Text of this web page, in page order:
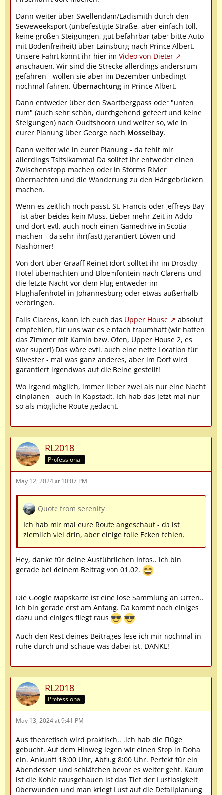
Dann weiter über Swellendam/Ladismith durch den
Seweweeksport (unbefestigte Straße, aber einfach toll,
keine großen Steigungen, gut befahrbar (aber bitte Auto
mit Bodenfreiheit) über Lainsburg nach Prince Albert.
Unsere Fahrt könnt ihr hier im Video von Dieter
anschauen. Wir sind die Strecke allerdings andersrum
gefahren - wollen sie aber im Dezember unbedingt
nochmal fahren. Übernachtung in Prince Albert.
Dann entweder über den Swartbergpass oder "unten
rum" (auch sehr schön, durchgehend geteert und keine
Steigungen) nach Oudtshoorn und weiter so, wie in
eurer Planung über George nach Mosselbay.
Dann weiter wie in eurer Planung - da fehlt mir
allerdings Tsitsikamma! Da solltet ihr entweder einen
Zwischenstopp machen oder in Storms Rivier
übernachten und die Wanderung zu den Hängebrücken
machen.
Wenn es zeitlich noch passt, St. Francis oder Jeffreys Bay
- ist aber beides kein Muss. Lieber mehr Zeit in Addo
und dort evtl. auch noch einen Gamedrive in Scotia
machen - da sehr ihr(fast) garantiert Löwen und
Nashörner!
Von dort über Graaff Reinet (dort solltet ihr im Drosdty
Hotel übernachten und Bloemfontein nach Clarens und
die letzte Nacht vor dem Flug entweder im
Flughafenhotel in Johannesburg oder etwas außerhalb
verbringen.
Falls Clarens, kann ich euch das Upper House
absolut
empfehlen, für uns war es einfach traumhaft (wir hatten
das Zimmer mit Kamin bzw. Ofen, Upper House 2, es
war super!) Das wäre evtl. auch eine nette Location für
Silvester - mal was ganz anderes, aber im Dorf wird
garantiert irgendwas auf die Beine gestellt!
Wo irgend möglich, immer lieber zwei als nur eine Nacht
einplanen - auch in Kapstadt. Ich hab das jetzt mal nur
so als mögliche Route gedacht.
RL2018
Professional
May 12, 2024 at 10:07 PM
Quote from serenity
Ich hab mir mal eure Route angeschaut - da ist
ziemlich viel drin, aber einige tolle Ecken fehlen.
Hey, danke für deine Ausführlichen Infos.. ich bin
gerade bei deinem Beitrag von 01.02.
Die Google Mapskarte ist eine lose Sammlung an Orten..
ich bin gerade erst am Anfang. Da kommt noch einiges
dazu und einiges fliegt raus
Auch den Rest deines Beitrages lese ich mir nochmal in
ruhe durch und schaue was dabei ist. DANKE!
RL2018
Professional
May 13, 2024 at 9:41 PM
Aus theoretisch wird praktisch.. .ich hab die Flüge
gebucht. Auf dem Hinweg legen wir einen Stop in Doha
ein. Ankunft 18:00 Uhr, Abflug 8:00 Uhr. Perfekt für ein
Abendessen und schläfchen bevor es weiter geht. Kaum
ist die Kohle rausgehauen ist das Tief der Lustlosigkeit
überwunden und man kriegt Lust auf die Detailplanung